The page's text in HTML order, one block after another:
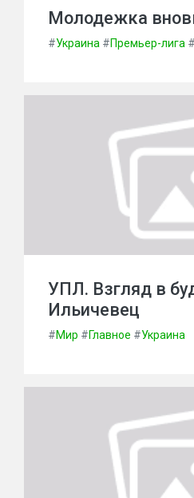
Молодежка
#Украина #Премьер-лига #
УПЛ. Взгляд в
Ильичевец
#Мир #Главное #Украина